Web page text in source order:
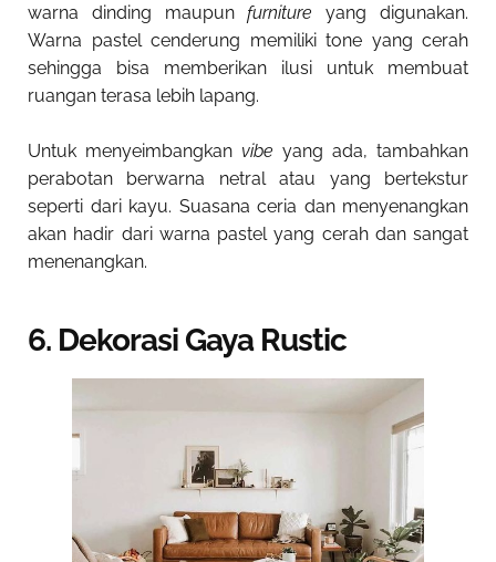
warna dinding maupunfurniture yang digunakan.
Warna pastel cenderung memiliki tone yang cerah
sehingga bisa memberikan ilusi untuk membuat
ruangan terasa lebih lapang.
Untuk menyeimbangkan vibe yang ada, tambahkan
perabotan berwarna netral atau yang bertekstur
seperti dari kayu. Suasana ceria dan menyenangkan
akan hadir dari warna pastel yang cerah dan sangat
menenangkan.
6. Dekorasi Gaya Rustic